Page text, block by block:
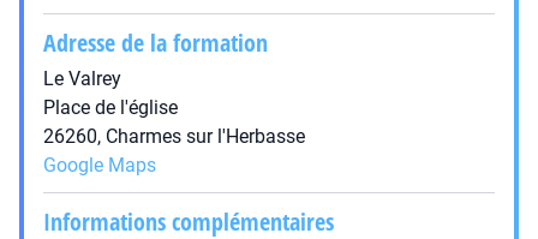
Adresse de la formation
Le Valrey
Place de l'église
26260, Charmes sur l'Herbasse
Google Maps
Informations complémentaires